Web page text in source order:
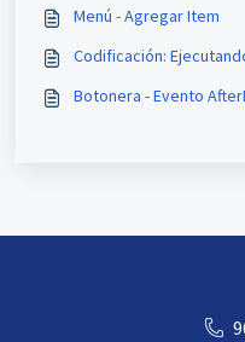
Menú - Agregar Item
Codificación:
Botonera - Evento